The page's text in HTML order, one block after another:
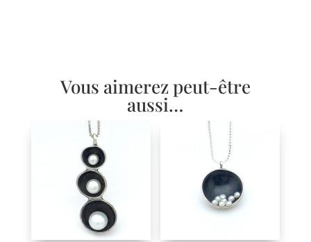
Vous aimerez peut-être
aussi…